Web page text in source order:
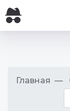
Главная